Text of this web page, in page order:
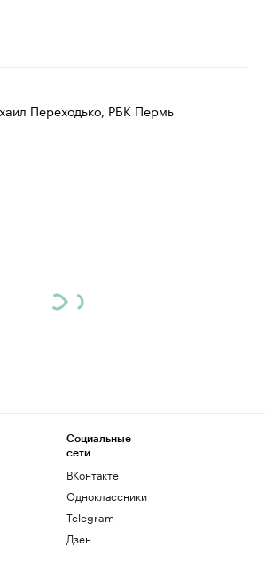
Переходько, РБК Пермь
Социальные
сети
ВКонтакте
Одноклассники
Telegram
Дзен